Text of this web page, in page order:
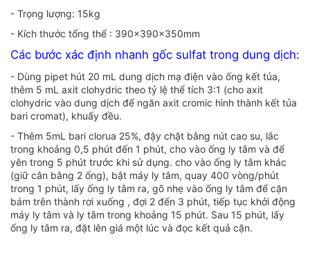
- Trọng lượng: 15kg
- Kích thước tổng thể : 390×390×350mm
Các bước xác định nhanh gốc sulfat trong dung dịch:
- Dùng pipet hút 20 mL dung dịch mạ điện vào ống kết tủa,
thêm 5 mL axit clohydric theo tỷ lệ thể tích 3:1 (cho axit
clohydric vào dung dịch để ngăn axit cromic hình thành kết tủa
bari cromat), khuấy đều.
- Thêm 5mL bari clorua 25%, đậy chặt bằng nút cao su, lắc
trong khoảng 0,5 phút đến 1 phút, cho vào ống ly tâm và để
yên trong 5 phút trước khi sử dụng. cho vào ống ly tâm khác
(giữ cân bằng 2 ống), bật máy ly tâm, quay 400 vòng/phút
trong 1 phút, lấy ống ly tâm ra, gõ nhẹ vào ống ly tâm để cặn
bám trên thành rơi xuống , đợi 2 đến 3 phút, tiếp tục khởi động
máy ly tâm và ly tâm trong khoảng 15 phút. Sau 15 phút, lấy
ống ly tâm ra, đặt lên giá một lúc và đọc kết quả cặn.